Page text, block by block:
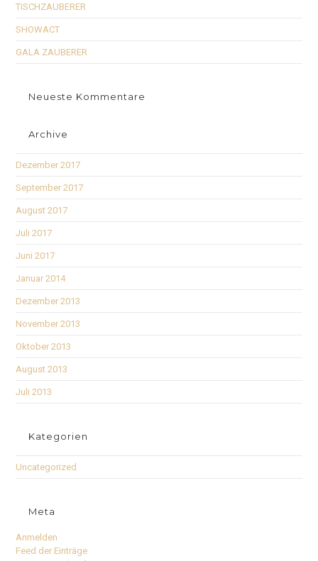
TISCHZAUBERER
SHOWACT
GALA ZAUBERER
Neueste Kommentare
Archive
Dezember 2017
September 2017
August 2017
Juli 2017
Juni 2017
Januar 2014
Dezember 2013
November 2013
Oktober 2013
August 2013
Juli 2013
Kategorien
Uncategorized
Meta
Anmelden
Feed der Einträge